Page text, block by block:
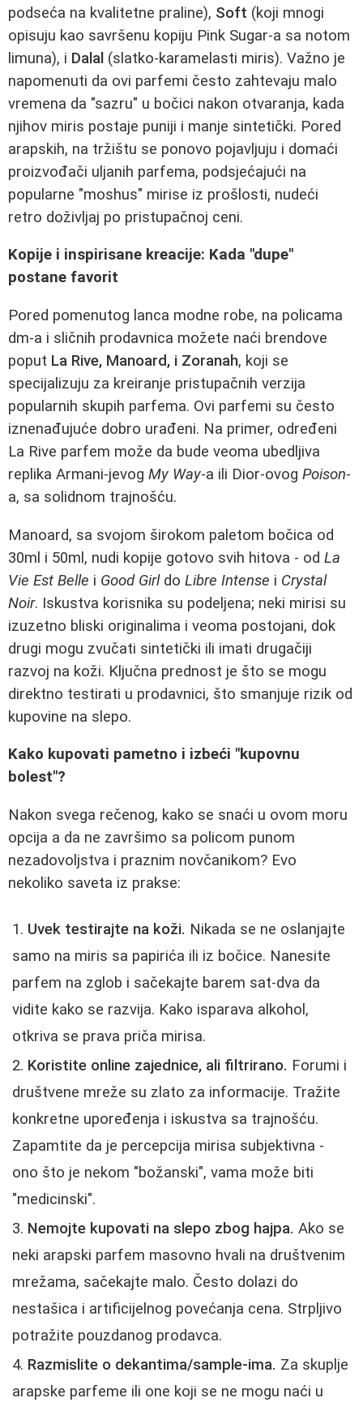
podseća na kvalitetne praline), Soft (koji mnogi
opisuju kao savršenu kopiju Pink Sugar-a sa notom
limuna), i Dalal (slatko-karamelasti miris). Važno je
napomenuti da ovi parfemi često zahtevaju malo
vremena da "sazru" u bočici nakon otvaranja, kada
njihov miris postaje puniji i manje sintetički. Pored
arapskih, na tržištu se ponovo pojavljuju i domaći
proizvođači uljanih parfema, podsjećajući na
popularne "moshus" mirise iz prošlosti, nudeći
retro doživljaj po pristupačnoj ceni.
Kopije i inspirisane kreacije: Kada "dupe"
postane favorit
Pored pomenutog lanca modne robe, na policama
dm-a i sličnih prodavnica možete naći brendove
poput La Rive, Manoard, i Zoranah, koji se
specijalizuju za kreiranje pristupačnih verzija
popularnih skupih parfema. Ovi parfemi su često
iznenađujuće dobro urađeni. Na primer, određeni
La Rive parfem može da bude veoma ubedljiva
replika Armani-jevog My Way-a ili Dior-ovog Poison-
a, sa solidnom trajnošću.
Manoard, sa svojom širokom paletom bočica od
30ml i 50ml, nudi kopije gotovo svih hitova - od La
Vie Est Belle i Good Girldo Libre Intense i Crystal
Noir. Iskustva korisnika su podeljena; neki mirisi su
izuzetno bliski originalima i veoma postojani, dok
drugi mogu zvučati sintetički ili imati drugačiji
razvoj na koži. Ključna prednost je što se mogu
direktno testirati u prodavnici, što smanjuje rizik od
kupovine na slepo.
Kako kupovati pametno i izbeći "kupovnu
bolest"?
Nakon svega rečenog, kako se snaći u ovom moru
opcija a da ne završimo sa policom punom
nezadovoljstva i praznim novčanikom? Evo
nekoliko saveta iz prakse:
Uvek testirajte na koži. Nikada se ne oslanjajte
samo na miris sa papirića ili iz bočice. Nanesite
parfem na zglob i sačekajte barem sat-dva da
vidite kako se razvija. Kako isparava alkohol,
otkriva se prava priča mirisa.
Koristite online zajednice, ali filtrirano. Forumi i
društvene mreže su zlato za informacije. Tražite
konkretne upoređenja i iskustva sa trajnošću.
Zapamtite da je percepcija mirisa subjektivna -
ono što je nekom "božanski", vama može biti
"medicinski".
Nemojte kupovati na slepo zbog hajpa. Ako se
neki arapski parfem masovno hvali na društvenim
mrežama, sačekajte malo. Često dolazi do
nestašica i artificijelnog povećanja cena. Strpljivo
potražite pouzdanog prodavca.
Razmislite o dekantima/sample-ima. Za skuplje
arapske parfeme ili one koji se ne mogu naći u